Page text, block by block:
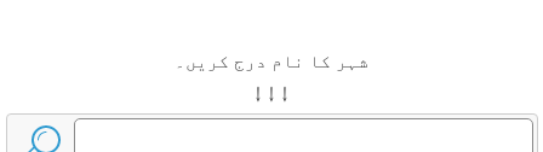
شہر کا نام درج کریں۔
↓ ↓ ↓